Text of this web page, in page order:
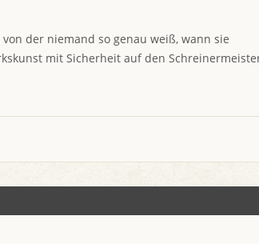
der niemand so genau weiß, wann sie
mit Sicherheit auf den